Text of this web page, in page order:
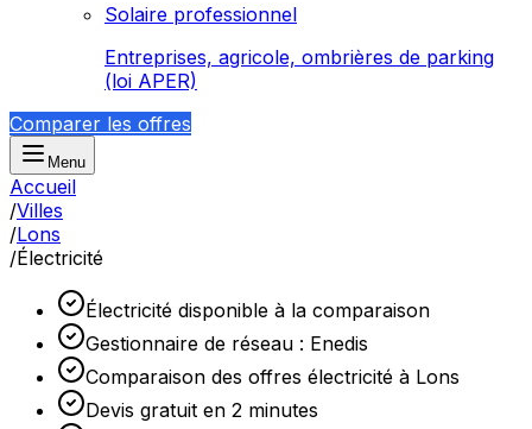
Solaire professionnel
Entreprises, agricole, ombrières de parking
(loi APER)
Comparer les offres
Menu
Accueil
/Villes
/Lons
/Électricité
Électricité disponible à la comparaison
Gestionnaire de réseau : Enedis
Comparaison des offres électricité à Lons
Devis gratuit en 2 minutes